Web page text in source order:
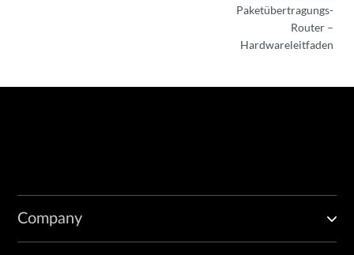
Paketübertragungs-
Router –
Hardwareleitfaden
Company